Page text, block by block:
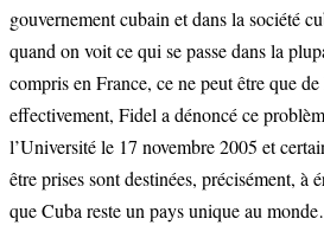
gouvernement cubain et dans la société
quand on voit ce qui se passe dans la
compris en France, ce ne peut être que
effectivement, Fidel a dénoncé ce
l’Université le 17 novembre 2005 et
être prises sont destinées, précisément, à
que Cuba reste un pays unique au